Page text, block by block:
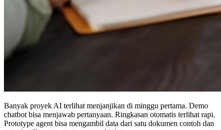
Banyak proyek AI terlihat menjanjikan di minggu pertama. Demo
chatbot bisa menjawab pertanyaan. Ringkasan otomatis terlihat rapi.
Prototype agent bisa mengambil data dari satu dokumen contoh dan